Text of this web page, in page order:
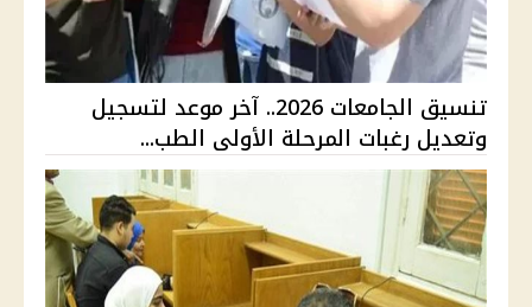
تنسيق الجامعات 2026.. آخر موعد لتسجيل
وتعديل رغبات المرحلة الأولى الطب...